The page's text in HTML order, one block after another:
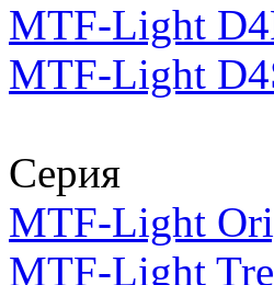
MTF-Light
MTF-Light
Серия
MTF-Light
MTF-Light